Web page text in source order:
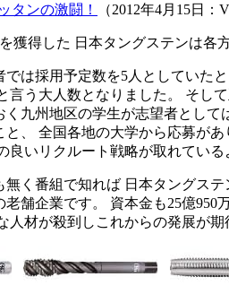
タンの激闘！
（2012年4月15日：
得した 日本タングステンは各
では採用予定数を5人としていた
言う大人数となりました。 そし
く九州地区の学生が志望者とし
と、 全国各地の大学から応募が
良いリクルート戦略が取れている
無く番組で知れば 日本タングス
老舗企業です。 資本金も25億
人材が殺到しこれからの発展が期